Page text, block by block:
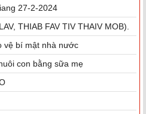
27-2-2024
THIAB FAV TIV THAIV MOB).
vệ bí mật nhà nước
con bằng sữa mẹ